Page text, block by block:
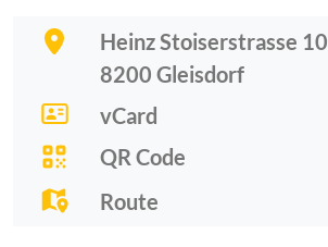
Heinz Stoiserstrasse 10
8200 Gleisdorf
vCard
QR Code
Route